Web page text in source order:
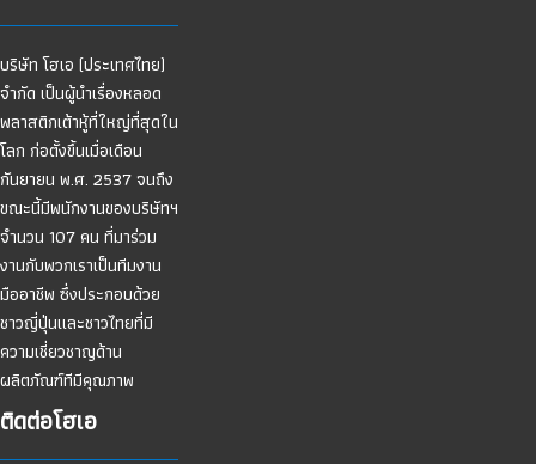
บริษัท โฮเอ (ประเทศไทย)
จำกัด เป็นผู้นำเรื่องหลอด
พลาสติกเต้าหู้ที่ใหญ่ที่สุดใน
โลก ก่อตั้งขึ้นเมื่อเดือน
กันยายน พ.ศ. 2537 จนถึง
ขณะนี้มีพนักงานของบริษัทฯ
จำนวน 107 คน ที่มาร่วม
งานกับพวกเราเป็นทีมงาน
มืออาชีพ ซึ่งประกอบด้วย
ชาวญี่ปุ่นและชาวไทยที่มี
ความเชี่ยวชาญด้าน
ผลิตภัณฑ์ทีมีคุณภาพ
ติดต่อโฮเอ